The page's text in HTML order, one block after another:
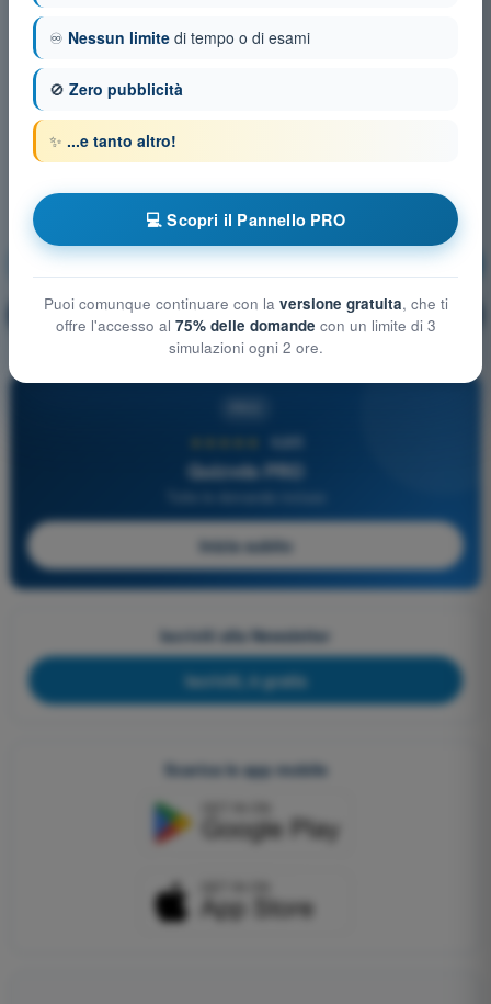
Sicurezza del Volo Allenamento!
🔒 Spiegazione domanda
4,6/5
Quizvds PRO
Inizia subito
Iscriviti alla Newsletter
Iscriviti, è gratis
Scarica le app mobile
♾️ Nessun limite di tempo o di esami
🚫 Zero pubblicità
✨ ...e tanto altro!
💻 Scopri il Pannello PRO
Puoi comunque continuare con la versione gratuita, che ti
offre l'accesso al 75% delle domande con un limite di 3
simulazioni ogni 2 ore.